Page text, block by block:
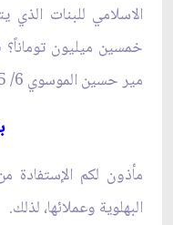
الاسلامي للبنات
خمسين ميليون
مير حسين الموسوي 6/ 5/ 1363 هـ . ش‏.
مأذون لكم الإستفادة
البهلوية وعملائها، لذلك.